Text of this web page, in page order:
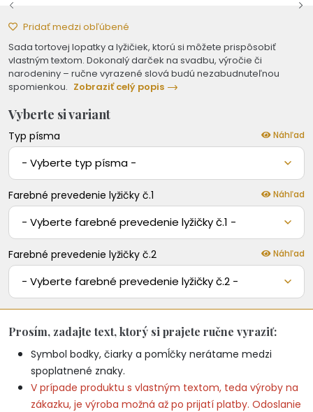
Pridať medzi obľúbené
Sada tortovej lopatky a lyžičiek, ktorú si môžete prispôsobiť
vlastným textom. Dokonalý darček na svadbu, výročie či
narodeniny – ručne vyrazené slová budú nezabudnuteľnou
spomienkou. Zobraziť celý popis
Vyberte si variant
Typ písma Náhľad
- Vyberte typ písma -
Farebné prevedenie lyžičky č.1 Náhľad
- Vyberte farebné prevedenie lyžičky č.1 -
Farebné prevedenie lyžičky č.2 Náhľad
- Vyberte farebné prevedenie lyžičky č.2 -
Prosím, zadajte text, ktorý si prajete ručne vyraziť:
Symbol bodky, čiarky a pomĺčky nerátame medzi
spoplatnené znaky.
V prípade produktu s vlastným textom, teda výroby na
zákazku, je výroba možná až po prijatí platby. Odoslanie